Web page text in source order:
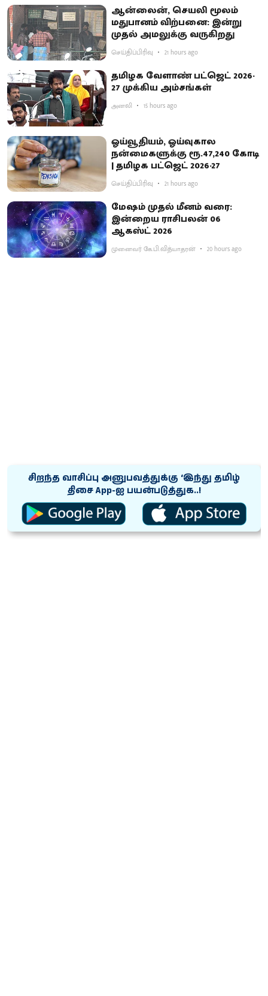
ஆன்லைன், செயலி மூலம்
மதுபானம் விற்பனை: இன்று
முதல் அமலுக்கு வருகிறது
செய்திப்பிரிவு 21 hours ago
தமிழக வேளாண் பட்ஜெட் 2026-
27 முக்கிய அம்சங்கள்
அனலி 15 hours ago
ஓய்வூதியம், ஓய்வுகால
நன்மைகளுக்கு ரூ.47,240 கோடி
| தமிழக பட்ஜெட் 2026-27
செய்திப்பிரிவு 21 hours ago
மேஷம் முதல் மீனம் வரை:
இன்றைய ராசிபலன் 06
ஆகஸ்ட் 2026
முனைவர் கே.பி.வித்யாதரன் 20 hours ago
சிறந்த வாசிப்பு அனுபவத்துக்கு ‘இந்து தமிழ்
திசை App-ஐ பயன்படுத்துக..!